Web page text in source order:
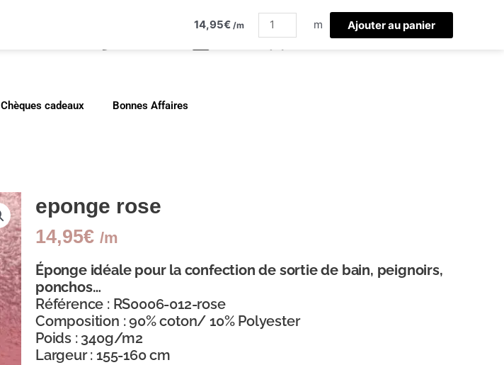
Chèques cadeaux Bonnes Affaires
eponge rose
14,95€ /m
Éponge idéale pour la confection de sortie de bain, peignoirs,
ponchos…
Référence : RS0006-012-rose
Composition : 90% coton/ 10% Polyester
Poids : 340g/m2
Largeur : 155-160 cm
14,95€ /m
eponge
m Ajouter au panier